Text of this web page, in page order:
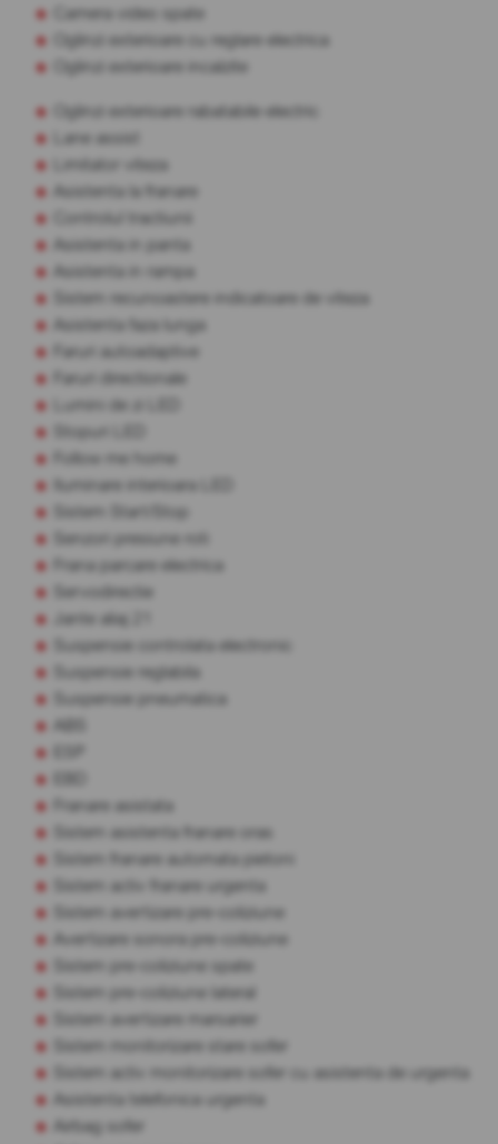
Camera video spate
Oglinzi exterioare cu reglare electrica
Oglinzi exterioare incalzite
Oglinzi exterioare rabatabile electric
Lane assist
Limitator viteza
Asistenta la franare
Controlul tractiunii
Asistenta in panta
Asistenta in rampa
Sistem recunoastere indicatoare de viteza
Asistenta faza lunga
Faruri autoadaptive
Faruri directionale
Lumini de zi LED
Stopuri LED
Follow me home
Iluminare interioara LED
Sistem Start/Stop
Senzori presiune roti
Frana parcare electrica
Servodirectie
Jante aliaj 21
Suspensie controlata electronic
Suspensie reglabila
Suspensie pneumatica
ABS
EBD
Franare asistata
Sistem asistenta franare oras
Sistem franare automata pietoni
Sistem activ franare urgenta
Sistem avertizare pre-coliziune
Avertizare sonora pre-coliziune
Sistem pre-coliziune spate
Sistem pre-coliziune lateral
Sistem avertizare marsarier
Sistem monitorizare stare sofer
Sistem activ monitorizare sofer cu asistenta de urgenta
Asistenta telefonica urgenta
Airbag sofer